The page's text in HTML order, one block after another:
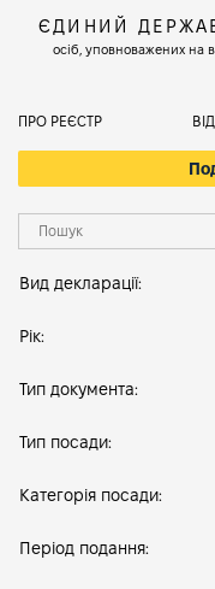
ЄДИНИЙ
осіб, уповноважених на
ПРО РЕЄСТР
Вид декларації:
Рік:
Тип документа:
Тип посади:
Категорія посади:
Період подання: